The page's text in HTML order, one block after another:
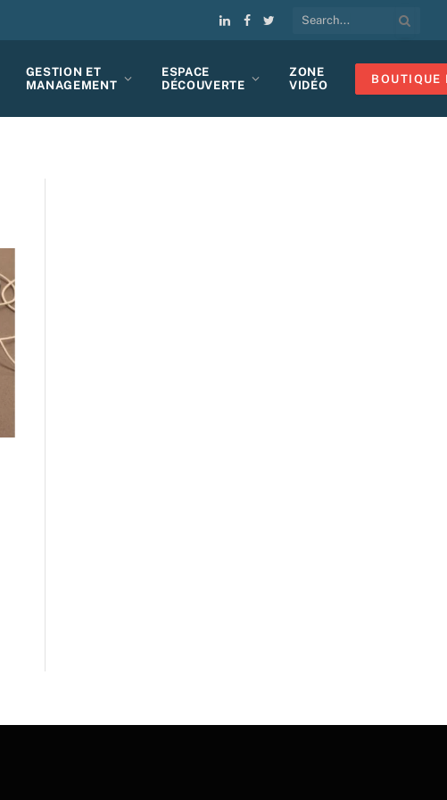
LinkedIn
Facebook
Twitter
GESTION ET
MANAGEMENT
ESPACE
DÉCOUVERTE
ZONE
VIDÉO
BOUTIQUE